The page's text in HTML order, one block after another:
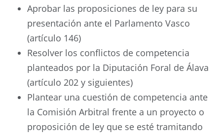
Aprobar las proposiciones de ley para su
presentación ante el Parlamento Vasco
(artículo 146)
Resolver los conflictos de competencia
planteados por la Diputación Foral de Álava
(artículo 202 y siguientes)
Plantear una cuestión de competencia ante
la Comisión Arbitral frente a un proyecto o
proposición de ley que se esté tramitando